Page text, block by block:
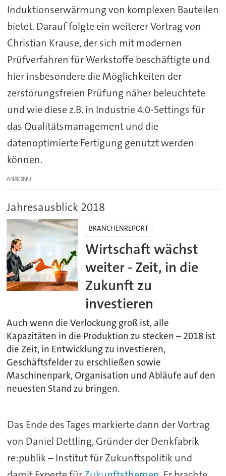
Induktionserwärmung von komplexen Bauteilen
bietet. Darauf folgte ein weiterer Vortrag von
Christian Krause, der sich mit modernen
Prüfverfahren für Werkstoffe beschäftigte und
hier insbesondere die Möglichkeiten der
zerstörungsfreien Prüfung näher beleuchtete
und wie diese z.B. in Industrie 4.0-Settings für
das Qualitätsmanagement und die
datenoptimierte Fertigung genutzt werden
können.
ANZEIGE
Jahresausblick 2018
BRANCHENREPORT
Wirtschaft wächst
weiter - Zeit, in die
Zukunft zu
investieren
Auch wenn die Verlockung groß ist, alle
Kapazitäten in die Produktion zu stecken – 2018 ist
die Zeit, in Entwicklung zu investieren,
Geschäftsfelder zu erschließen sowie
Maschinenpark, Organisation und Abläufe auf den
neuesten Stand zu bringen.
Das Ende des Tages markierte dann der Vortrag
von Daniel Dettling, Gründer der Denkfabrik
re:publik – Institut für Zukunftspolitik und